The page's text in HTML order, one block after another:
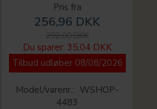
Pris fra
256,96 DKK
292,00 DKK
Du sparer: 35,04 DKK
Tilbud udløber 08/08/2026
Model/varenr.: WSHOP-
4483